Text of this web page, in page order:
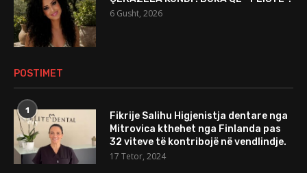
6 Gusht, 2026
POSTIMET
1
Fikrije Salihu Higjenistja dentare nga
Mitrovica kthehet nga Finlanda pas
32 viteve të kontribojë në vendlindje.
17 Tetor, 2024